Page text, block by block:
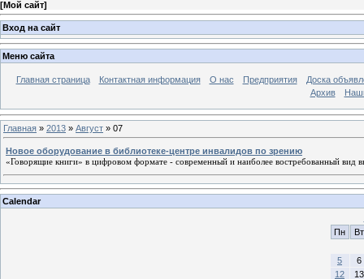
[Мой сайт]
Вход на сайт
Меню сайта
Главная страница Контактная информация О нас Предприятия
Доска
Архив
Главная » 2013 » Август » 07
Новое оборудование в библиотеке-центре инвалидов по зрению
«Говорящие книги» в цифровом формате - современный и наиболее востребованный вид
Calendar
Пн
Вт
5
6
12
13